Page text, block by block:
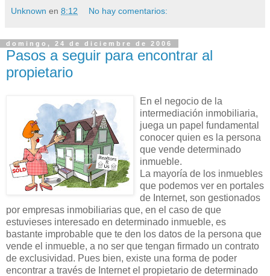
Unknown en 8:12 No hay comentarios:
domingo, 24 de diciembre de 2006
Pasos a seguir para encontrar al
propietario
En el negocio de la
intermediación inmobiliaria,
juega un papel fundamental
conocer quien es la persona
que vende determinado
inmueble.
La mayoría de los inmuebles
que podemos ver en portales
de Internet, son gestionados
por empresas inmobiliarias que, en el caso de que
estuvieses interesado en determinado inmueble, es
bastante improbable que te den los datos de la persona que
vende el inmueble, a no ser que tengan firmado un contrato
de exclusividad. Pues bien, existe una forma de poder
encontrar a través de Internetel propietario de determinado